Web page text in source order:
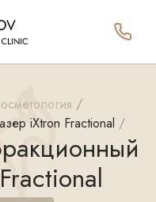
iXtron Fractional